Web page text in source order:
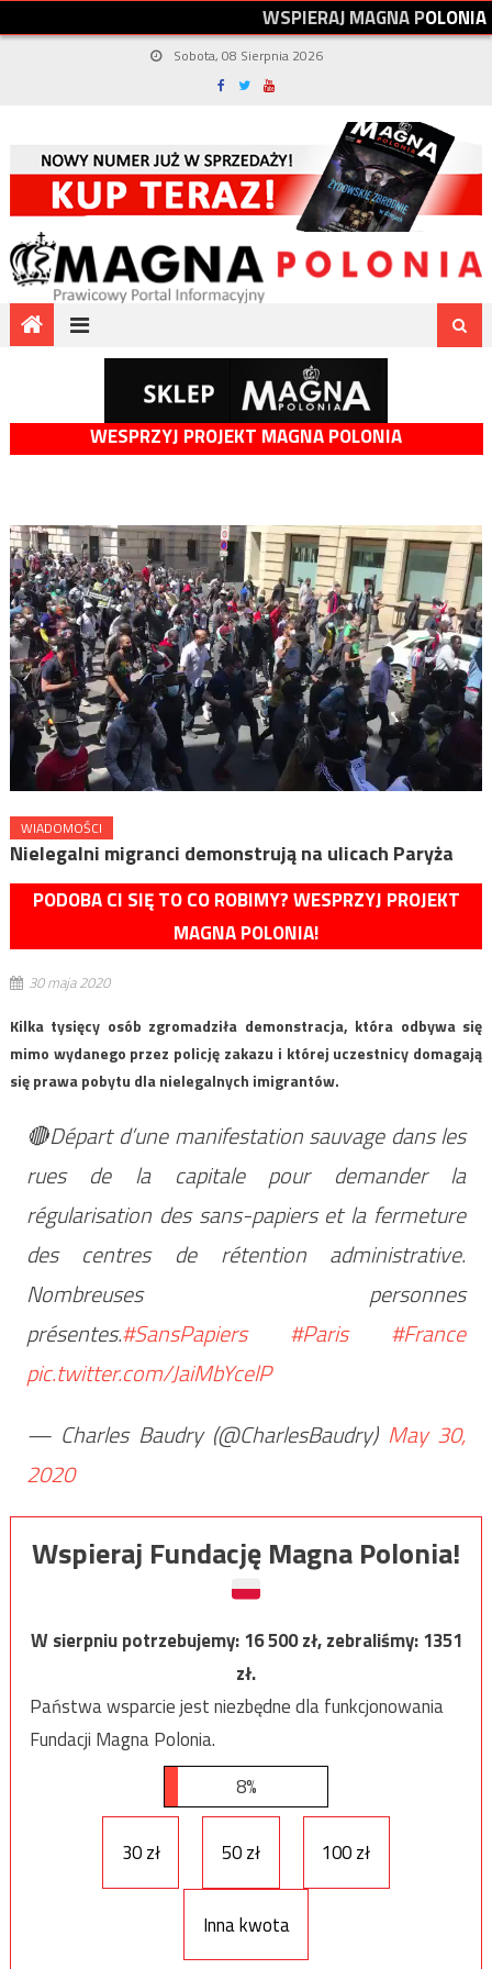
WSPIERAJMAGNAPOLONIA
Sobota, 08 Sierpnia 2026
WESPRZYJ PROJEKT MAGNA POLONIA
WIADOMOŚCI
Nielegalni migranci demonstrują na ulicach Paryża
PODOBA CI SIĘ TO CO ROBIMY? WESPRZYJ PROJEKT
MAGNA POLONIA!
30 maja 2020
Kilka tysięcy osób zgromadziła demonstracja, która odbywa się
mimo wydanego przez policję zakazu i której uczestnicy domagają
się prawa pobytu dla nielegalnych imigrantów.
🔴Départ d’une manifestation sauvage dans les
rues de la capitale pour demander la
régularisation des sans-papiers et la fermeture
des centres de rétention administrative.
Nombreuses personnes
présentes.#SansPapiers #Paris
#France
pic.twitter.com/JaiMbYcelP
— Charles Baudry (@CharlesBaudry) May 30,
2020
Wspieraj Fundację Magna Polonia!
W sierpniu potrzebujemy:16 500zł, zebraliśmy:1351
zł.
Państwa wsparcie jest niezbędne dla funkcjonowania
Fundacji Magna Polonia.
8%
30 zł 50 zł 100 zł
Inna kwota